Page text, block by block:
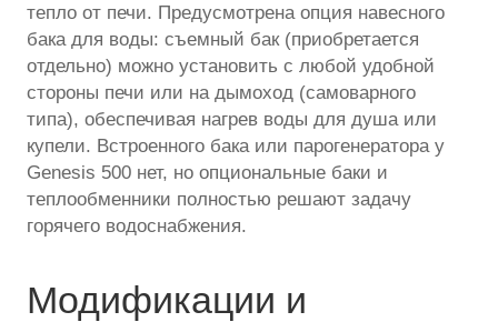
тепло от печи. Предусмотрена опция навесного
бака для воды: съемный бак (приобретается
отдельно) можно установить с любой удобной
стороны печи или на дымоход (самоварного
типа), обеспечивая нагрев воды для душа или
купели. Встроенного бака или парогенератора у
Genesis 500 нет, но опциональные баки и
теплообменники полностью решают задачу
горячего водоснабжения.
Модификации и